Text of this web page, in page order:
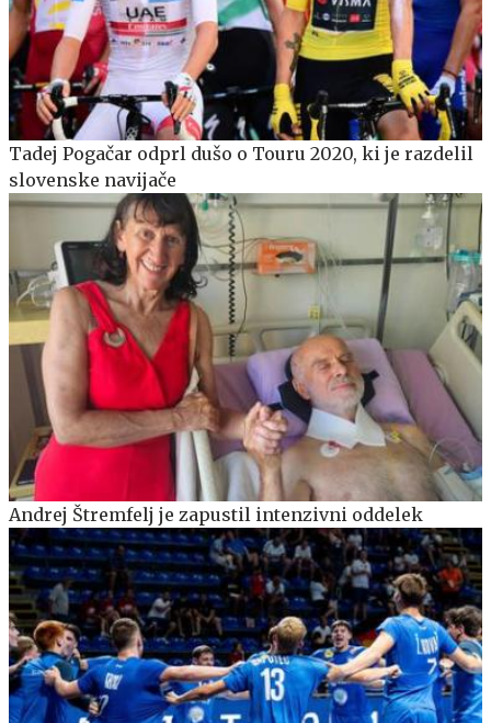
Tadej Pogačar odprl dušo o Touru 2020, ki je razdelil
slovenske navijače
Andrej Štremfelj je zapustil intenzivni oddelek